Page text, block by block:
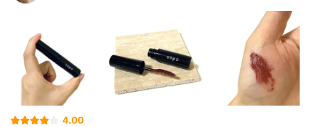
4.00